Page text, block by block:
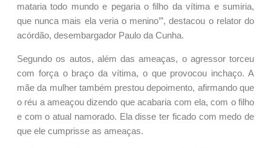
mataria todo mundo e pegaria o filho da vítima e sumiria,
que nunca mais ela veria o menino’”, destacou o relator do
acórdão, desembargador Paulo da Cunha.
Segundo os autos, além das ameaças, o agressor torceu
com força o braço da vítima, o que provocou inchaço. A
mãe da mulher também prestou depoimento, afirmando que
o réu a ameaçou dizendo que acabaria com ela, com o filho
e com o atual namorado. Ela disse ter ficado com medo de
que ele cumprisse as ameaças.